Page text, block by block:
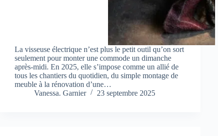
La visseuse électrique n’est plus le petit outil qu’on sort
seulement pour monter une commode un dimanche
après-midi. En 2025, elle s’impose comme un allié de
tous les chantiers du quotidien, du simple montage de
meuble à la rénovation d’une…
Vanessa. Garnier
23 septembre 2025